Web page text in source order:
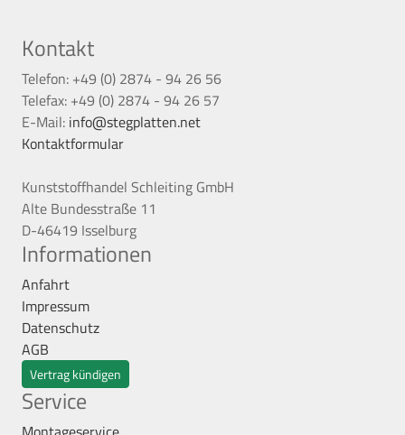
Kontakt
Telefon: +49 (0) 2874 - 94 26 56
Telefax: +49 (0) 2874 - 94 26 57
E-Mail: info@stegplatten.net
Kontaktformular
Kunststoffhandel Schleiting GmbH
Alte Bundesstraße 11
D-46419 Isselburg
Informationen
Anfahrt
Impressum
Datenschutz
AGB
Vertrag kündigen
Service